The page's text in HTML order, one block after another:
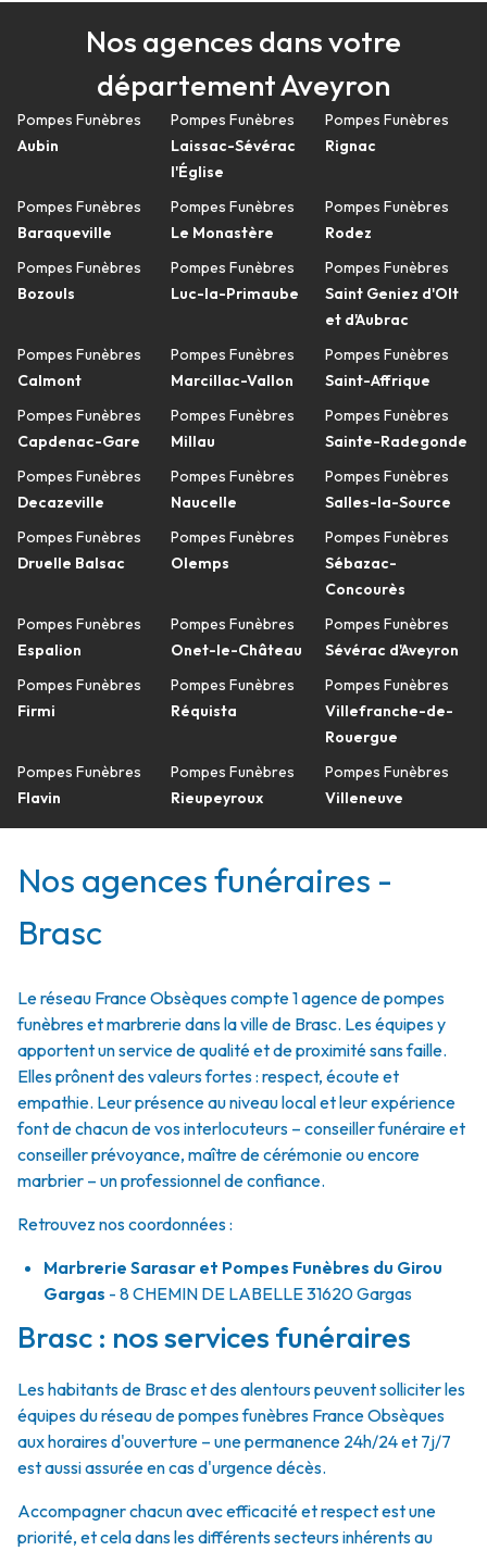
Nos agences dans votre
département Aveyron
Pompes Funèbres
Aubin
Pompes Funèbres
Baraqueville
Pompes Funèbres
Bozouls
Pompes Funèbres
Calmont
Pompes Funèbres
Capdenac-Gare
Pompes Funèbres
Decazeville
Pompes Funèbres
Druelle Balsac
Pompes Funèbres
Espalion
Pompes Funèbres
Firmi
Pompes Funèbres
Flavin
Pompes Funèbres
Laissac-Sévérac
l'Église
Pompes Funèbres
Le Monastère
Pompes Funèbres
Luc-la-Primaube
Pompes Funèbres
Marcillac-Vallon
Pompes Funèbres
Millau
Pompes Funèbres
Naucelle
Pompes Funèbres
Olemps
Pompes Funèbres
Onet-le-Château
Pompes Funèbres
Réquista
Pompes Funèbres
Rieupeyroux
Pompes Funèbres
Rignac
Pompes Funèbres
Rodez
Pompes Funèbres
Saint Geniez d'Olt
et d'Aubrac
Pompes Funèbres
Saint-Affrique
Pompes Funèbres
Sainte-Radegonde
Pompes Funèbres
Salles-la-Source
Pompes Funèbres
Sébazac-
Concourès
Pompes Funèbres
Sévérac d'Aveyron
Pompes Funèbres
Villefranche-de-
Rouergue
Pompes Funèbres
Villeneuve
Nos agences funéraires -
Brasc
Le réseau France Obsèques compte 1 agence de pompes
funèbres et marbrerie dans la ville de Brasc. Les équipes y
apportent un service de qualité et de proximité sans faille.
Elles prônent des valeurs fortes : respect, écoute et
empathie. Leur présence au niveau local et leur expérience
font de chacun de vos interlocuteurs – conseiller funéraire et
conseiller prévoyance, maître de cérémonie ou encore
marbrier – un professionnel de confiance.
Retrouvez nos coordonnées :
Marbrerie Sarasar et Pompes Funèbres du Girou
Gargas - 8 CHEMIN DE LABELLE31620Gargas
Brasc : nos services funéraires
Les habitants de Brasc et des alentours peuvent solliciter les
équipes du réseau de pompes funèbres France Obsèques
aux horaires d'ouverture – une permanence 24h/24 et 7j/7
est aussi assurée en cas d'urgence décès.
Accompagner chacun avec efficacité et respect est une
priorité, et cela dans les différents secteurs inhérents au